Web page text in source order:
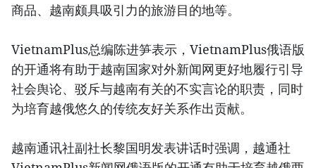
商品、越南颇具吸引力的旅游目的地等。
VietnamPlus总编陈进笋表示，VietnamPlus俄语版
的开通将有助于越南国家对外新闻网更好地履行引导
社会舆论、驳斥与越南有关的不实言论的职责，同时
为培育越俄悠久的传统友好关系作出贡献。
越南通讯社副社长黎国明发表讲话时强调，越通社